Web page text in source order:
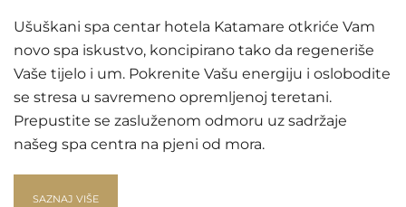
Ušuškani spa centar hotela Katamare otkriće Vam
novo spa iskustvo, koncipirano tako da regeneriše
Vaše tijelo i um. Pokrenite Vašu energiju i oslobodite
se stresa u savremeno opremljenoj teretani.
Prepustite se zasluženom odmoru uz sadržaje
našeg spa centra na pjeni od mora.
SAZNAJ VIŠE